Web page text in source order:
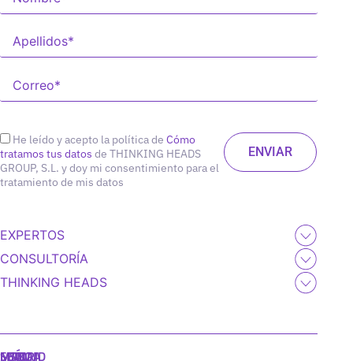
He leído y acepto la política de Cómo
tratamos tus datos de THINKING HEADS
GROUP, S.L. y doy mi consentimiento para el
tratamiento de mis datos
EXPERTOS
CONSULTORÍA
THINKING HEADS
MADRID
MIAMI
SEÚL
LISBOA